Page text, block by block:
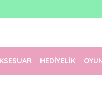
1500 TL
HEDİYELİK